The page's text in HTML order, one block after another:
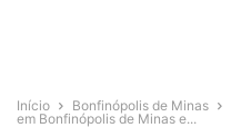
Início Bonfinópolis de Minas
em Bonfinópolis de Minas e...